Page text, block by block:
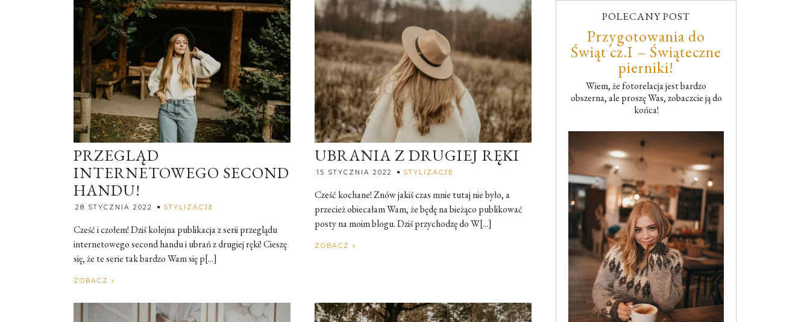
PRZEGLĄD
INTERNETOWEGO SECOND
HANDU!
28 STYCZNIA 2022 STYLIZACJE
Cześć i czołem! Dziś kolejna publikacja z serii przeglądu
internetowego second handu i ubrań z drugiej ręki! Cieszę
się, że te serie tak bardzo Wam się p[...]
ZOBACZ
UBRANIA Z DRUGIEJ RĘKI
15 STYCZNIA 2022 STYLIZACJE
Cześć kochane! Znów jakiś czas mnie tutaj nie było, a
przecież obiecałam Wam, że będę na bieżąco publikować
posty na moim blogu. Dziś przychodzę do W[...]
ZOBACZ
POLECANY POST
Przygotowania do
Świąt cz.I – Świąteczne
pierniki!
Wiem, że fotorelacja jest bardzo
obszerna, ale proszę Was, zobaczcie ją do
końca!